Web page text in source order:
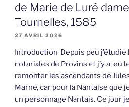
de Marie de Luré
Tournelles, 1585
27 AVRIL 2026
Introduction Depuis peu j’étudie
notariales de Provins et j’y ai eu
remonter les ascendants de
Marne, car pour la Nantaise que
un personnage Nantais. Ce jour